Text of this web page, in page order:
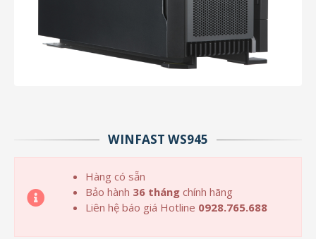
WINFAST WS945
Hàng có sẵn
Bảo hành 36 tháng chính hãng
Liên hệ báo giá Hotline 0928.765.688